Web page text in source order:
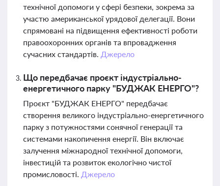
технічної допомоги у сфері безпеки, зокрема за
участю американської урядової делегації. Вони
спрямовані на підвищення ефективності роботи
правоохоронних органів та впровадження
сучасних стандартів. Джерело
Що передбачає проєкт індустріально-
енергетичного парку "БУДЖАК ЕНЕРГО"?
Проєкт "БУДЖАК ЕНЕРГО" передбачає
створення великого індустріально-енергетичного
парку з потужностями сонячної генерації та
системами накопичення енергії. Він включає
залучення міжнародної технічної допомоги,
інвестицій та розвиток екологічно чистої
промисловості. Джерело